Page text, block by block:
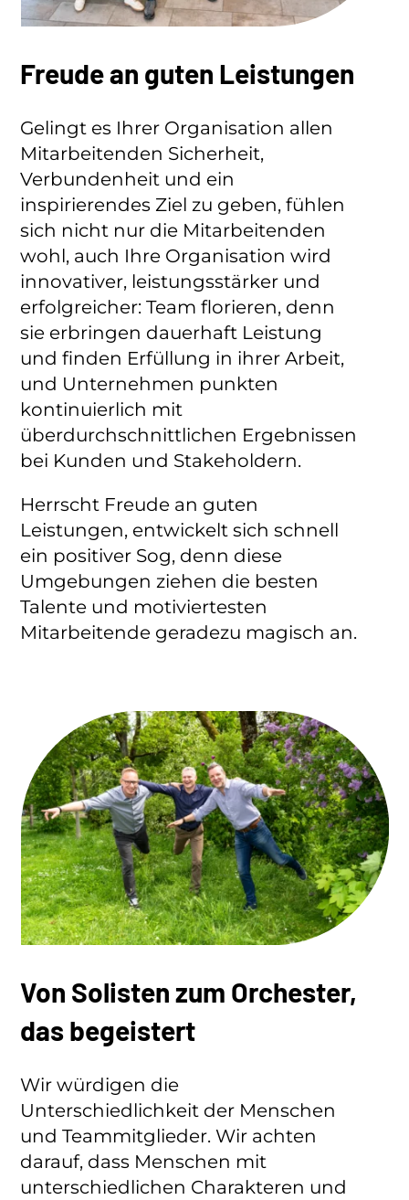
Freude an guten Leistungen
Gelingt es Ihrer Organisation allen
Mitarbeitenden Sicherheit,
Verbundenheit und ein
inspirierendes Ziel zu geben, fühlen
sich nicht nur die Mitarbeitenden
wohl, auch Ihre Organisation wird
innovativer, leistungsstärker und
erfolgreicher: Team florieren, denn
sie erbringen dauerhaft Leistung
und finden Erfüllung in ihrer Arbeit,
und Unternehmen punkten
kontinuierlich mit
überdurchschnittlichen Ergebnissen
bei Kunden und Stakeholdern.
Herrscht Freude an guten
Leistungen, entwickelt sich schnell
ein positiver Sog, denn diese
Umgebungen ziehen die besten
Talente und motiviertesten
Mitarbeitende geradezu magisch an.
Von Solisten zum Orchester,
das begeistert
Wir würdigen die
Unterschiedlichkeit der Menschen
und Teammitglieder. Wir achten
darauf, dass Menschen mit
unterschiedlichen Charakteren und